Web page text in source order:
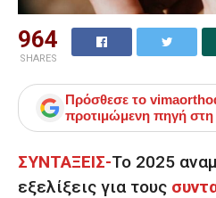
964
SHARES
Πρόσθεσε το
προτιμώμενη πηγή
ΣΥΝΤΑΞΕΙΣ-Το 2025
εξελίξεις για τους